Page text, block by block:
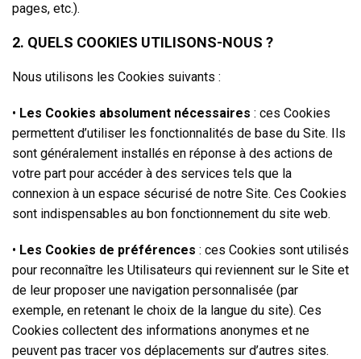
pages, etc.).
2. QUELS COOKIES UTILISONS-NOUS ?
Nous utilisons les Cookies suivants :
• Les Cookies absolument nécessaires : ces Cookies
permettent d’utiliser les fonctionnalités de base du Site. Ils
sont généralement installés en réponse à des actions de
votre part pour accéder à des services tels que la
connexion à un espace sécurisé de notre Site. Ces Cookies
sont indispensables au bon fonctionnement du site web.
• Les Cookies de préférences : ces Cookies sont utilisés
pour reconnaître les Utilisateurs qui reviennent sur le Site et
de leur proposer une navigation personnalisée (par
exemple, en retenant le choix de la langue du site). Ces
Cookies collectent des informations anonymes et ne
peuvent pas tracer vos déplacements sur d’autres sites.